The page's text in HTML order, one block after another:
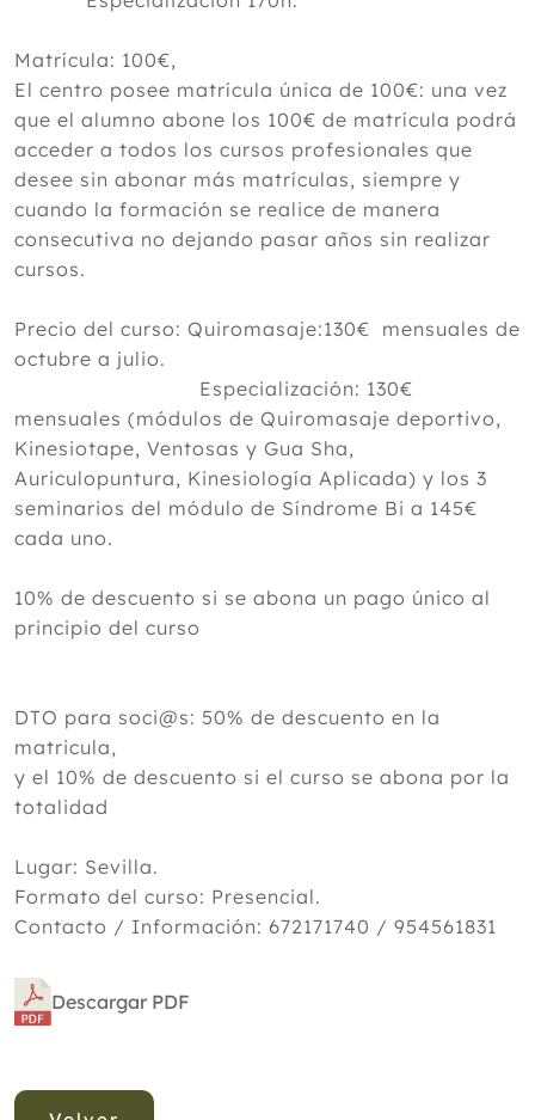
Matrícula: 100€,
El centro posee matrícula única de 100€: una vez
que el alumno abone los 100€ de matrícula podrá
acceder a todos los cursos profesionales que
desee sin abonar más matrículas, siempre y
cuando la formación se realice de manera
consecutiva no dejando pasar años sin realizar
cursos.
Precio del curso: Quiromasaje:130€ mensuales de
octubre a julio.
Especialización: 130€
mensuales (módulos de Quiromasaje deportivo,
Kinesiotape, Ventosas y Gua Sha,
Auriculopuntura, Kinesiología Aplicada) y los 3
seminarios del módulo de Síndrome Bi a 145€
cada uno.
10% de descuento si se abona un pago único al
principio del curso
DTO para soci@s: 50% de descuento en la
matricula,
y el 10% de descuento si el curso se abona por la
totalidad
Lugar: Sevilla.
Formato del curso: Presencial.
Contacto / Información: 672171740 / 954561831
Descargar PDF